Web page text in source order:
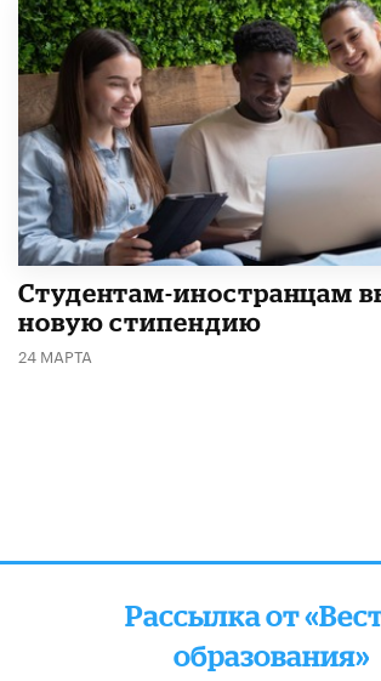
Студентам-иностранцам
новую стипендию
24 МАРТА
Рассылка от
образования»